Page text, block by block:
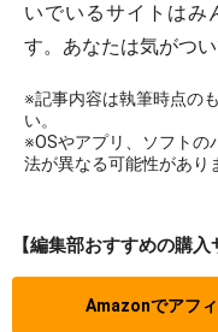
いでいるサイトはみ
す。あなたは気がつ
※記事内容は執筆時点の
い。
※OSやアプリ、ソフトの
法が異なる可能性があり
【編集部おすすめの購入
Amazonでアフ